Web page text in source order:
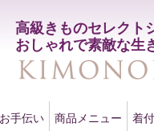
高級きものセレクト
おしゃれで素敵な生
手伝い 商品メニュー 着